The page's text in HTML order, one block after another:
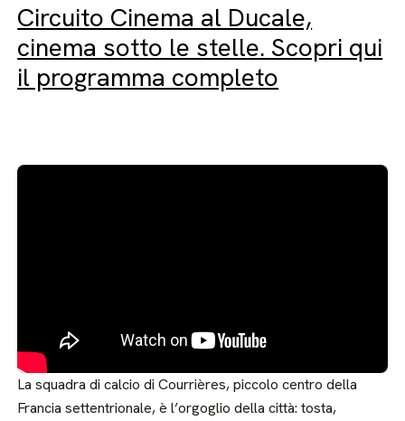
Circuito Cinema al Ducale,
cinema sotto le stelle. Scopri qui
il programma completo
La squadra di calcio di Courrières, piccolo centro della
Francia settentrionale, è l’orgoglio della città: tosta,